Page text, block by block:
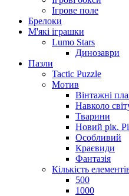
Ігрове поле
Брелоки
М'які іграшки
Lumo Stars
Динозаври
Пазли
Tactic Puzzle
Мотив
Вінтажні
Навколо
Тварини
Новий рік.
Особливий
Краєвиди
Фантазія
Кількість
500
1000